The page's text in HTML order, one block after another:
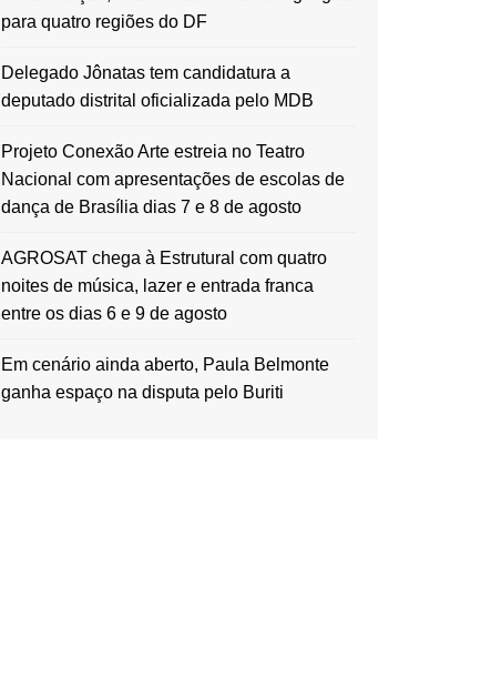
para quatro regiões do DF
Delegado Jônatas tem candidatura a
deputado distrital oficializada pelo MDB
Projeto Conexão Arte estreia no Teatro
Nacional com apresentações de escolas de
dança de Brasília dias 7 e 8 de agosto
AGROSAT chega à Estrutural com quatro
noites de música, lazer e entrada franca
entre os dias 6 e 9 de agosto
Em cenário ainda aberto, Paula Belmonte
ganha espaço na disputa pelo Buriti